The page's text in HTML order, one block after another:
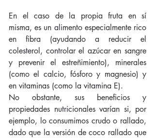
En el caso de la propia fruta en sí
misma, es un alimento especialmente rico
en fibra (ayudando a reducir el
colesterol, controlar el azúcar en sangre
y prevenir el estreñimiento), minerales
(como el calcio, fósforo y magnesio) y
en vitaminas (como la vitamina E).
No obstante, sus beneficios y
propiedades nutricionales varían si, por
ejemplo, lo consumimos crudo o rallado,
dado que la versión de coco rallado que